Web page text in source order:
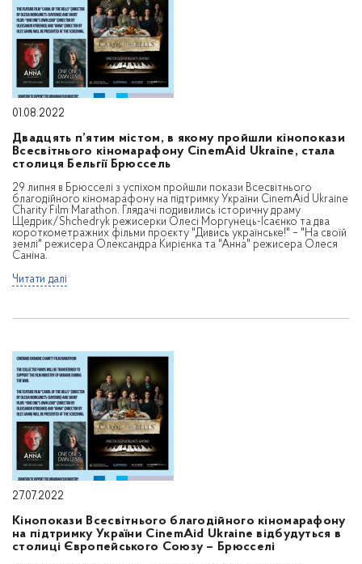
01.08.2022
Двадцять п’ятим містом, в якому пройшли кінопокази
Всесвітнього кіномарафону CinemAid Ukraine, стала
столиця Бельгії Брюссель
29 липня в Брюсселі з успіхом пройшли покази Всесвітнього
благодійного кіномарафону на підтримку України CinemAid Ukraine
Charity Film Marathon. Глядачі подивились історичну драму
Щедрик/Shchedryk режисерки Олесі Моргунець-Ісаєнко та два
короткометражних фільми проєкту "Дивись українське!" – "На своїй
землі" режисера Олександра Кирієнка та "Анна" режисера Олеся
Саніна.
Читати далі
27.07.2022
Кінопокази Всесвітнього благодійного кіномарафону
на підтримку України CinemAid Ukraine відбудуться в
столиці Європейського Союзу – Брюсселі